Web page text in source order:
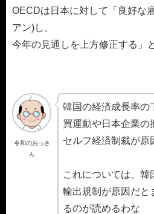
OECDは日本に対して「良好な
アン)し、
今年の見通しを上方修正する」
令和のおっさ
ん
韓国の経済成長率の
買運動や日本企業の
セルフ経済制裁が原
これについては、
輸出規制が原因だと
るのが読めるわな